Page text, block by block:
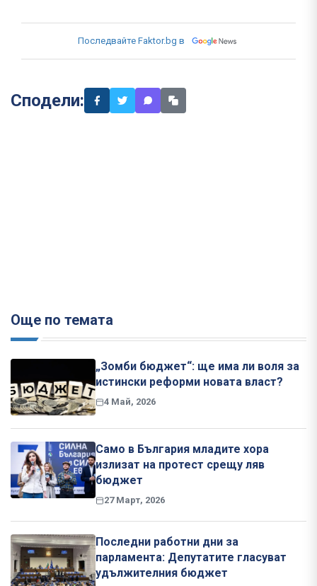
Последвайте Faktor.bg в
Сподели:
Още по темата
„Зомби бюджет“: ще има ли воля за
истински реформи новата власт?
4 Май, 2026
Само в България младите хора
излизат на протест срещу ляв
бюджет
27 Март, 2026
Последни работни дни за
парламента: Депутатите гласуват
удължителния бюджет